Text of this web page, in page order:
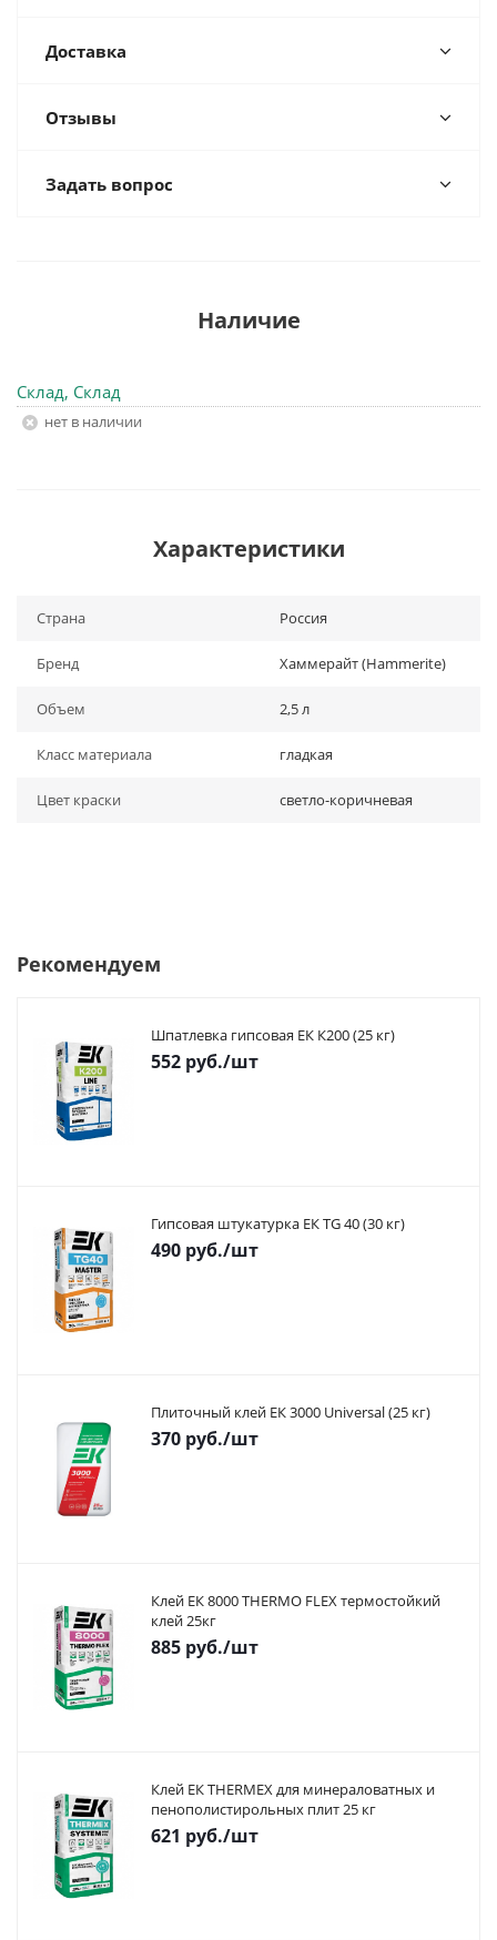
Доставка
Отзывы
Задать вопрос
Наличие
Склад, Склад
Нет в наличии
Характеристики
Страна Россия
Бренд Хаммерайт (Hammerite)
Объем 2,5 л
Класс материала гладкая
Цвет краски светло-коричневая
Рекомендуем
Шпатлевка гипсовая ЕК К200 (25 кг)
552 руб./шт
Гипсовая штукатурка ЕК TG 40 (30 кг)
490 руб./шт
Плиточный клей ЕК 3000 Universal (25 кг)
370 руб./шт
Клей ЕК 8000 THERMO FLEX термостойкий
клей 25кг
885 руб./шт
Клей ЕК THERMEX для минераловатных и
пенополистирольных плит 25 кг
621 руб./шт